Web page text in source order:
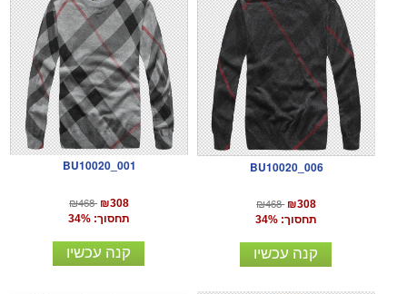
BU10020_001
₪468 ₪308
תחסוך: 34%
קנה עכשיו
BU10020_006
₪468 ₪308
תחסוך: 34%
קנה עכשיו